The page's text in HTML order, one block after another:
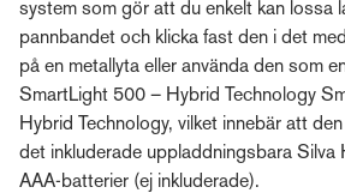
system som gör att du enkelt kan lossa
pannbandet och klicka fast den i det
på en metallyta eller använda den som
SmartLight 500 – Hybrid Technology
Hybrid Technology, vilket innebär att
det inkluderade uppladdningsbara Silva
AAA-batterier (ej inkluderade).